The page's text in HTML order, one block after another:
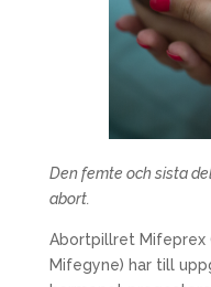
Den femte och sista
abort.
Abortpillret Mifeprex
Mifegyne) har till